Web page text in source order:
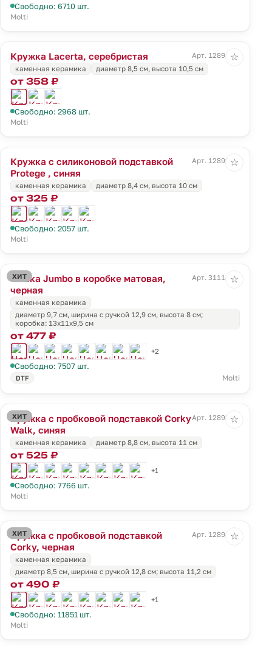
Свободно: 6710 шт.
Molti
Кружка Lacerta, серебристая
Арт. 12891.11
каменная керамика
диаметр 8,5 см, высота 10,5 см
от 358 ₽
Свободно: 2968 шт.
Molti
☆
Кружка с силиконовой подставкой
Protege , синяя
Арт. 12892.40
каменная керамика диаметр 8,4 см, высота 10 см
от 325 ₽
Свободно: 2057 шт.
Molti
☆
ХИТ
Чашка Jumbo в коробке матовая,
черная
Арт. 31114.30
каменная керамика
диаметр 9,7 см, ширина с ручкой 12,9 см, высота 8 см;
коробка: 13х11х9,5 см
от 477 ₽
+2
Свободно: 7507 шт.
DTF Molti
☆
ХИТ
Кружка с пробковой подставкой Corky
Walk, синяя
Арт. 12893.40
каменная керамика диаметр 8,8 см, высота 11 см
от 525 ₽
+1
Свободно: 7766 шт.
Molti
☆
ХИТ
Кружка с пробковой подставкой
Corky, черная
Арт. 12894.30
каменная керамика
диаметр 8,5 см, ширина с ручкой 12,8 см; высота 11,2 см
от 490 ₽
+1
Свободно: 11851 шт.
Molti
☆